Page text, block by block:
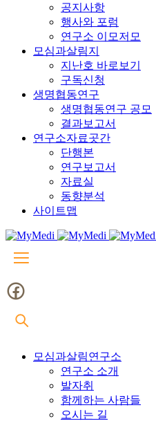
공지사항
행사와 포럼
연구소 이모저모
모심과살림지
지난호 바로보기
구독신청
생명협동연구
생명협동연구 공모
결과보고서
연구소자료곳간
단행본
연구보고서
자료실
동향분석
사이트맵
모심과살림연구소
연구소 소개
발자취
함께하는 사람들
오시는 길